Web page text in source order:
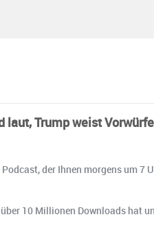
laut, Trump weist
der Ihnen morgens um
10 Millionen Downloads hat